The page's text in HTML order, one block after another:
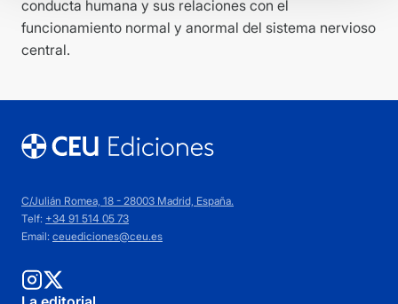
conducta humana y sus relaciones con el
funcionamiento normal y anormal del sistema nervioso
central.
C/Julián Romea, 18 - 28003 Madrid, España.
Telf: +34 91 514 05 73
Email: ceuediciones@ceu.es